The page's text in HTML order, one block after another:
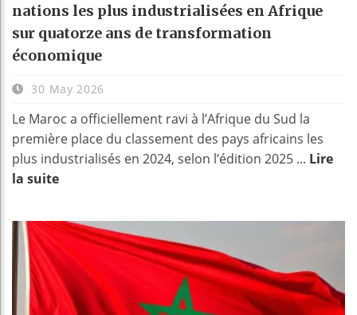
nations les plus industrialisées en Afrique
sur quatorze ans de transformation
économique
30 May 2026
Le Maroc a officiellement ravi à l’Afrique du Sud la
première place du classement des pays africains les
plus industrialisés en 2024, selon l’édition 2025 ... Lire
la suite